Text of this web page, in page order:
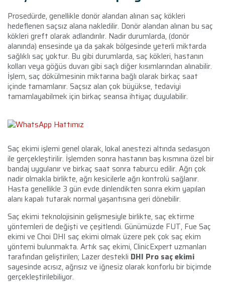
Prosedürde, genellikle donör alandan alınan saç kökleri
hedeflenen saçsız alana nakledilir. Donör alandan alınan bu saç
kökleri greft olarak adlandırılır. Nadir durumlarda, (donör
alanında) ensesinde ya da şakak bölgesinde yeterli miktarda
sağlıklı saç yoktur. Bu gibi durumlarda, saç kökleri, hastanın
kolları veya göğüs duvarı gibi saçlı diğer kısımlarından alınabilir.
İşlem, saç dökülmesinin miktarına bağlı olarak birkaç saat
içinde tamamlanır. Saçsız alan çok büyükse, tedaviyi
tamamlayabilmek için birkaç seansa ihtiyaç duyulabilir.
Saç ekimi işlemi genel olarak, lokal anestezi altında sedasyon
ile gerçekleştirilir. İşlemden sonra hastanın baş kısmına özel bir
bandaj uygulanır ve birkaç saat sonra taburcu edilir. Ağrı çok
nadir olmakla birlikte, ağrı kesicilerle ağrı kontrolü sağlanır.
Hasta genellikle 3 gün evde dinlendikten sonra ekim yapılan
alanı kapalı tutarak normal yaşantısına geri dönebilir.
Saç ekimi teknolojisinin gelişmesiyle birlikte, saç ektirme
yöntemleri de değişti ve çeşitlendi. Günümüzde FUT, Fue Saç
ekimi ve Choi DHI saç ekimi olmak üzere pek çok saç ekim
yöntemi bulunmakta. Artık saç ekimi, ClinicExpert uzmanları
tarafından geliştirilen; Lazer destekli DHI Pro saç ekimi
sayesinde acısız, ağrısız ve iğnesiz olarak konforlu bir biçimde
gerçekleştirilebiliyor.